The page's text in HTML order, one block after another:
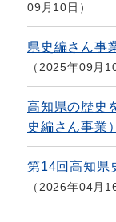
09月10日
県史編さん事
2025年09月
高知県の歴史
史編さん事業）
第14回高知県
2026年04月